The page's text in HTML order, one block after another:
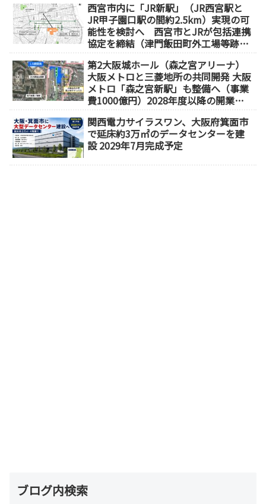
西宮市内に「JR新駅」（JR西宮駅と
JR甲子園口駅の間約2.5km）実現の可
能性を検討へ 西宮市とJRが包括連携
協定を締結（津門飯田町外工場等跡
第2大阪城ホール（森之宮アリーナ）
大阪メトロと三菱地所の共同開発 大阪
メトロ「森之宮新駅」も整備へ（事業
費1000億円）2028年度以降の開業
関西電力サイラスワン、大阪府箕面市
で延床約3万㎡のデータセンターを建
設 2029年7月完成予定
ブログ内検索